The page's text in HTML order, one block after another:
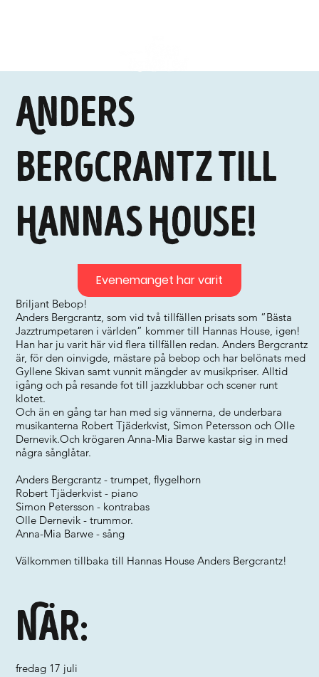
Anders
Bergcrantz till
Hannas House!
Briljant Bebop!
Anders Bergcrantz, som vid två tillfällen prisats som ”Bästa
Jazztrumpetaren i världen” kommer till Hannas House, igen!
Han har ju varit här vid flera tillfällen redan. Anders Bergcrantz
är, för den oinvigde, mästare på bebop och har belönats med
Gyllene Skivan samt vunnit mängder av musikpriser. Alltid
igång och på resande fot till jazzklubbar och scener runt
klotet.
Och än en gång tar han med sig vännerna, de underbara
musikanterna Robert Tjäderkvist, Simon Petersson och Olle
Dernevik.Och krögaren Anna-Mia Barwe kastar sig in med
några sånglåtar.
Anders Bergcrantz - trumpet, flygelhorn
Robert Tjäderkvist - piano
Simon Petersson - kontrabas
Olle Dernevik - trummor.
Anna-Mia Barwe - sång
Välkommen tillbaka till Hannas House Anders Bergcrantz!
När:
fredag 17 juli
Evenemanget har varit